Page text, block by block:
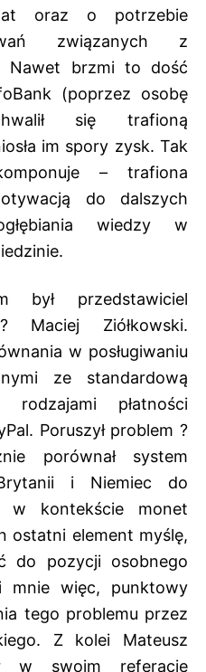
oraz o potrzebie
związanych z
Nawet brzmi to dość
(poprzez osobę
się trafioną
im spory zysk. Tak
– trafiona
do dalszych
wiedzy w
był przedstawiciel
Maciej Ziółkowski.
w posługiwaniu
ze standardową
płatności
Poruszył problem ?
porównał system
i Niemiec do
w kontekście monet
ostatni element myślę,
do pozycji osobnego
mnie więc, punktowy
tego problemu przez
Z kolei Mateusz
w swoim referacie